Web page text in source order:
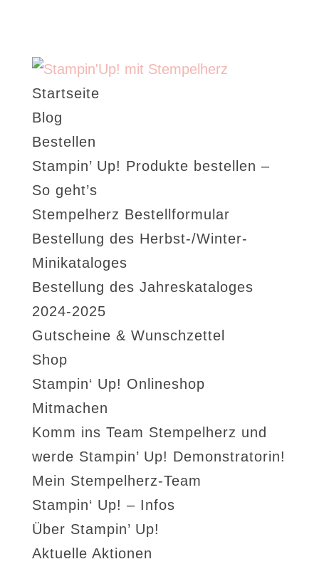
Startseite
Blog
Bestellen
Stampin’ Up! Produkte bestellen –
So geht’s
Stempelherz Bestellformular
Bestellung des Herbst-/Winter-
Minikataloges
Bestellung des Jahreskataloges
2024-2025
Gutscheine & Wunschzettel
Shop
Stampin‘ Up! Onlineshop
Mitmachen
Komm ins Team Stempelherz und
werde Stampin’ Up! Demonstratorin!
Mein Stempelherz-Team
Stampin‘ Up! – Infos
Über Stampin’ Up!
Aktuelle Aktionen